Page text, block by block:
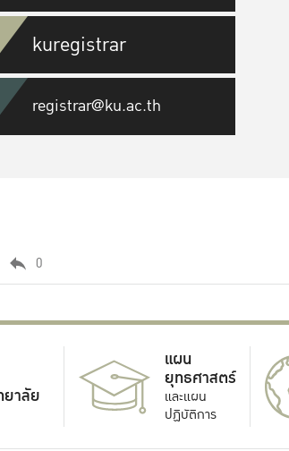
kuregistrar
registrar@ku.ac.th
0
ยาลัย
แผน
ยุทธศาสตร์
และแผน
ปฏิบัติการ